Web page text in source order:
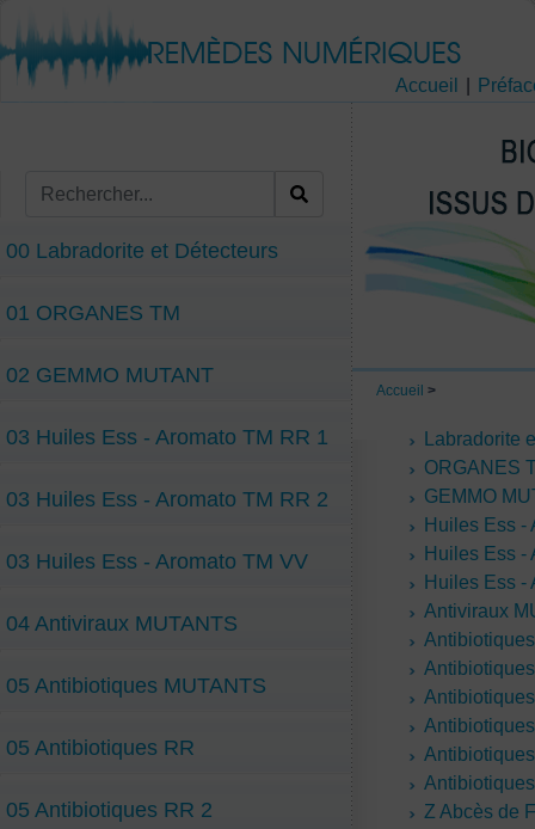
Accueil
Accueil >
Labradorite
ORGANES
GEMMO
Huiles Ess -
Huiles Ess -
Huiles Ess -
Antiviraux
Z Abcès de
00 Labradorite et Détecteurs
01 ORGANES TM
02 GEMMO MUTANT
03 Huiles Ess - Aromato TM RR 1
03 Huiles Ess - Aromato TM RR 2
03 Huiles Ess - Aromato TM VV
04 Antiviraux MUTANTS
05 Antibiotiques MUTANTS
05 Antibiotiques RR
05 Antibiotiques RR 2